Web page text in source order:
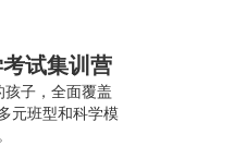
试集训营
子，全面覆盖
元班型和科学模